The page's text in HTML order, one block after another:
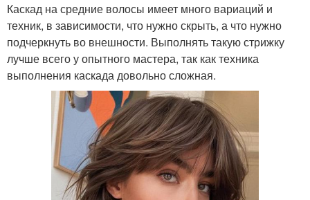
Каскад на средние волосы имеет много вариаций и
техник, в зависимости, что нужно скрыть, а что нужно
подчеркнуть во внешности. Выполнять такую ​​стрижку
лучше всего у опытного мастера, так как техника
выполнения каскада довольно сложная.